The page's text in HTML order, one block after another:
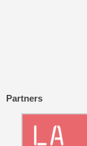
Partners